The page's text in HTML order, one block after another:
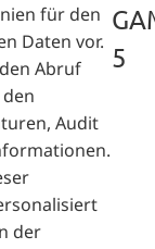
für den
Daten vor.
Abruf
Audit
der
5